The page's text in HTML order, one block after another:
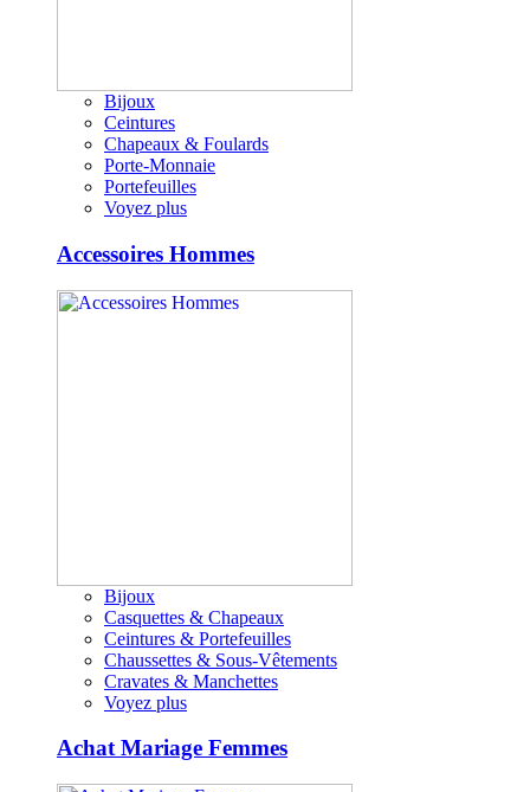
Bijoux
Ceintures
Chapeaux & Foulards
Porte-Monnaie
Portefeuilles
Voyez plus
Accessoires Hommes
Bijoux
Casquettes & Chapeaux
Ceintures & Portefeuilles
Chaussettes & Sous-Vêtements
Cravates & Manchettes
Voyez plus
Achat Mariage Femmes